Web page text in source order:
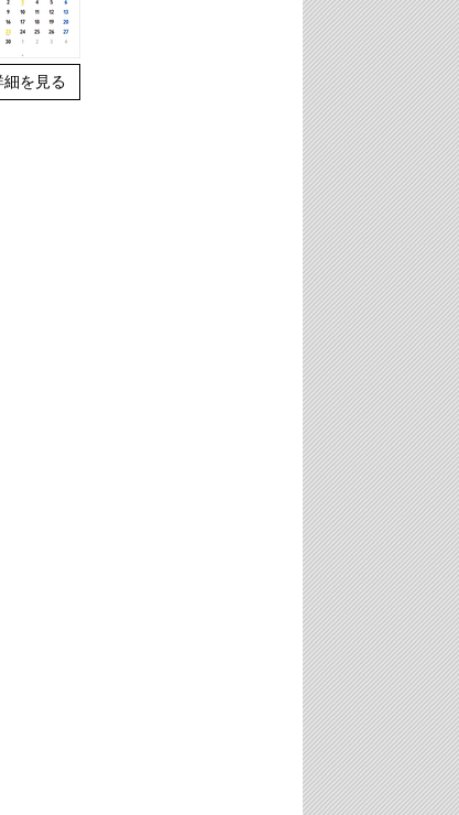
細を見る